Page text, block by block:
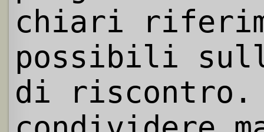
chiari
possibili
di riscontro.